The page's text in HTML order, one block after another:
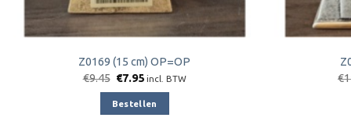
Z0169 (15 cm) OP=OP
€9.45 Oorspronkelijke
was:
€9.45.
€7.95Huidige
is:
€7.95.
incl. BTW
Bestellen
€